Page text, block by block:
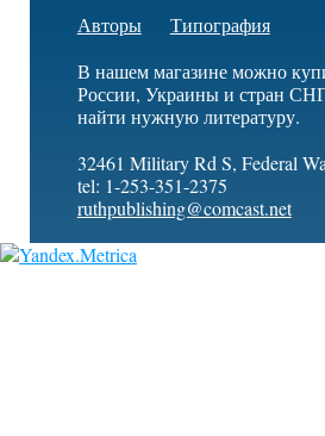
Авторы
Типография
В нашем магазине можно
России, Украины и стран
найти нужную литературу.
32461 Military Rd S, Federal
tel: 1-253-351-2375
ruthpublishing@comcast.net